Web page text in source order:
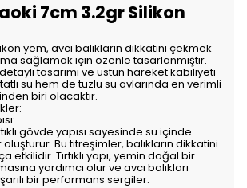
7cm 3.2gr Silikon
yem, avcı balıkların dikkatini çekmek
sağlamak için özenle tasarlanmıştır.
tasarımı ve üstün hareket kabiliyeti
su hem de tuzlu su avlarında en verimli
biri olacaktır.
gövde yapısı sayesinde su içinde
Bu titreşimler, balıkların dikkatini
etkilidir. Tırtıklı yapı, yemin doğal bir
yardımcı olur ve avcı balıkları
bir performans sergiler.